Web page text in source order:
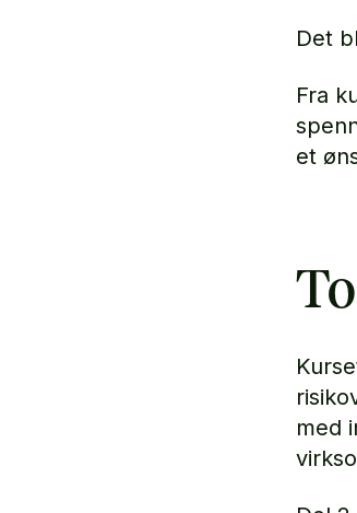
Det
Fra
et
med